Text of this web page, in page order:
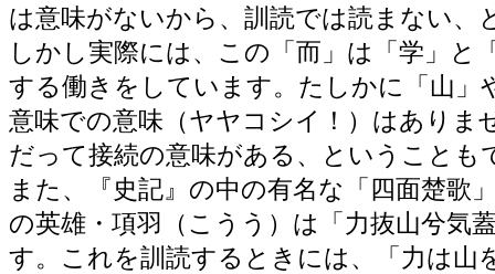
は意味がないから、訓読では読まない、
しかし実際には、この「而」は「学」と
する働きをしています。たしかに「山」
意味での意味（ヤヤコシイ！）はありま
だって接続の意味がある、ということも
また、『史記』の中の有名な「四面楚歌
の英雄・項羽（こうう）は「力抜山兮気
す。これを訓読するときには、「力は山